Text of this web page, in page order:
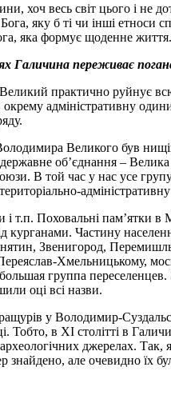
хоч весь світ цього і не
яку б ті чи інші етноси
яка формує щоденне
переживає
Великий практично
адміністративну
Великого був
об’єднання –
В той час у нас усе
т.п. Поховальні пам’ятки
курганами. Частину
Звенигород,
Хмельницькому,
группа
оці всі назви.
у Володимир-
Тобто, в ХІ столітті в
джерелах.
але очевидно їх